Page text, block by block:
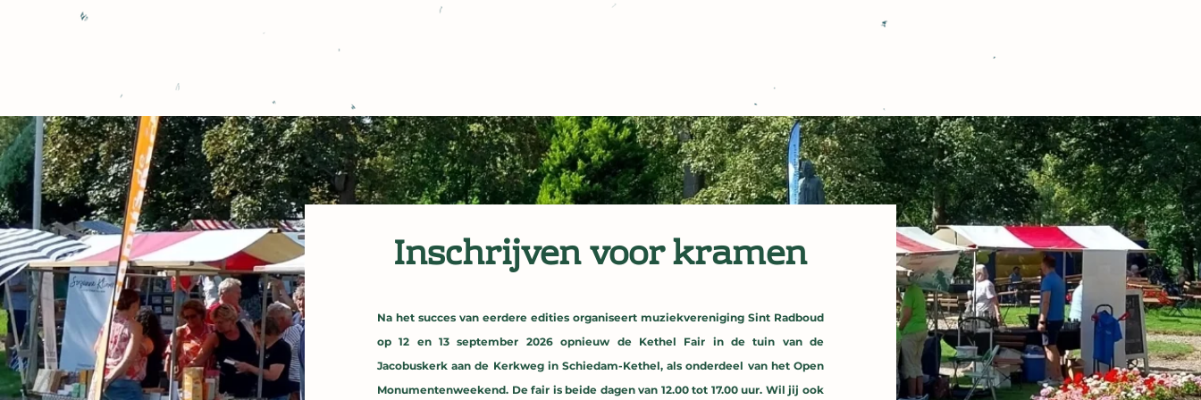
Inschrijven voor kramen
Na het succes van eerdere edities organiseert muziekvereniging Sint Radboud
op 12 en 13 september 2026 opnieuw de Kethel Fair in de tuin van de
Jacobuskerk aan de Kerkweg in Schiedam-Kethel, als onderdeel van het Open
Monumentenweekend. De fair is beide dagen van 12.00 tot 17.00 uur. Wil jij ook